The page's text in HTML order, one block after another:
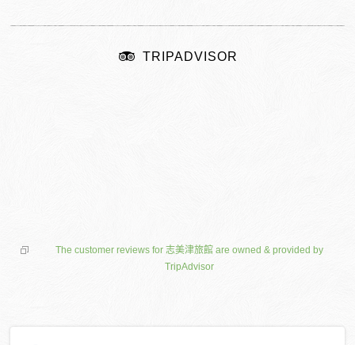
TRIPADVISOR
The customer reviews for 志美津旅館 are owned & provided by
TripAdvisor